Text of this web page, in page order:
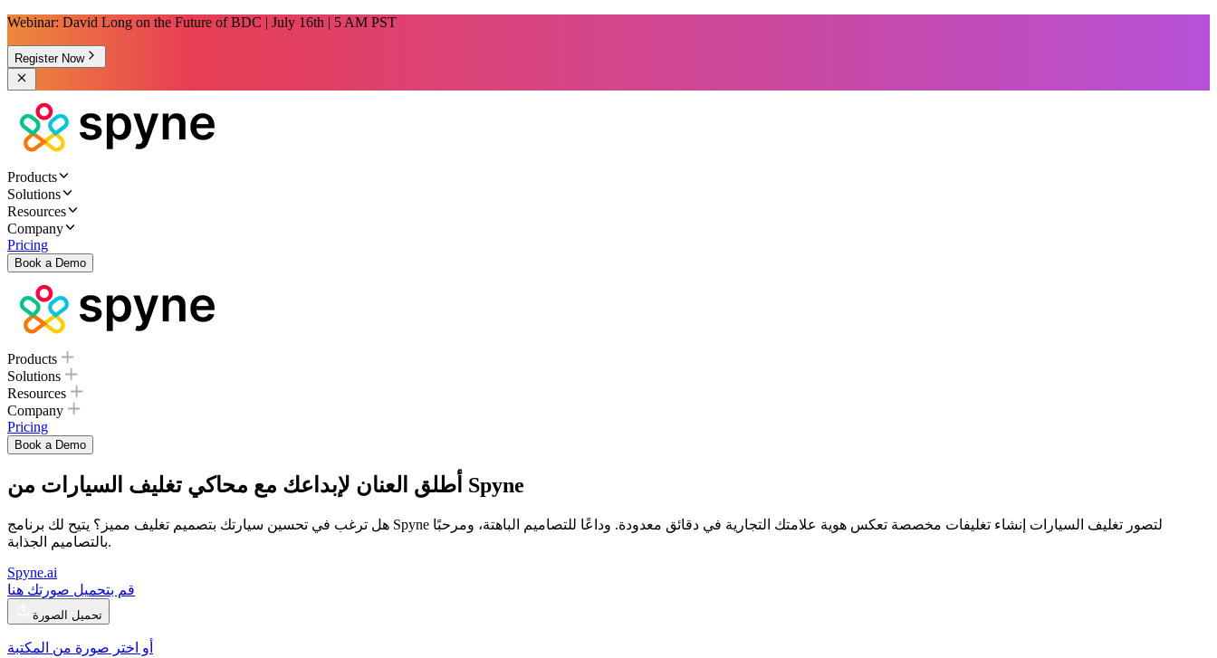
Webinar: David Long on the Future of BDC | July 16th | 5 AM PST
Register Now
Products
Solutions
Resources
Company
Pricing
Book a Demo
Products
Solutions
Resources
Company
Pricing
Book a Demo
أطلق العنان لإبداعك مع محاكي تغليف السيارات من Spyne
هل ترغب في تحسين سيارتك بتصميم تغليف مميز؟ يتيح لك برنامج Spyne لتصور تغليف السيارات إنشاء تغليفات مخصصة تعكس هوية علامتك التجارية في دقائق معدودة. وداعًا للتصاميم الباهتة، ومرحبًا
بالتصاميم الجذابة.
Spyne.ai
قم بتحميل صورتك هنا
تحميل الصورة
أو اختر صورة من المكتبة